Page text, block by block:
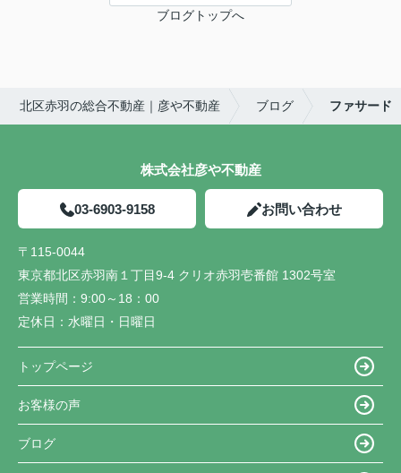
ブログトップへ
北区赤羽の総合不動産｜彦や不動産 ブログ ファサード
株式会社彦や不動産
03-6903-9158 お問い合わせ
〒115-0044
東京都北区赤羽南１丁目9-4 クリオ赤羽壱番館 1302号室
営業時間： 9:00～18：00
定休日： 水曜日・日曜日
トップページ
お客様の声
ブログ